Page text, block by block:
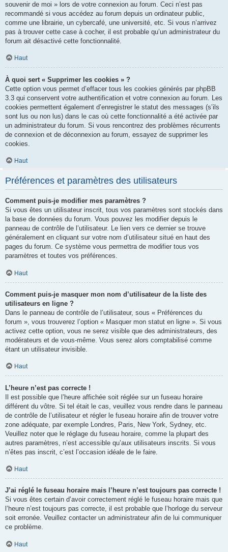
souvenir de moi » lors de votre connexion au forum. Ceci n’est pas
recommandé si vous accédez au forum depuis un ordinateur public,
comme une librairie, un cybercafé, une université, etc. Si vous n’arrivez
pas à trouver cette case à cocher, il est probable qu’un administrateur du
forum ait désactivé cette fonctionnalité.
Haut
À quoi sert « Supprimer les cookies » ?
Cette option vous permet d’effacer tous les cookies générés par phpBB
3.3 qui conservent votre authentification et votre connexion au forum. Les
cookies permettent également d’enregistrer le statut des messages (s’ils
sont lus ou non lus) dans le cas où cette fonctionnalité a été activée par
un administrateur du forum. Si vous rencontrez des problèmes récurrents
de connexion et de déconnexion au forum, essayez de supprimer les
cookies.
Haut
Préférences et paramètres des utilisateurs
Comment puis-je modifier mes paramètres ?
Si vous êtes un utilisateur inscrit, tous vos paramètres sont stockés dans
la base de données du forum. Vous pouvez les modifier depuis le
panneau de contrôle de l’utilisateur. Le lien vers ce dernier se trouve
généralement en cliquant sur votre nom d’utilisateur situé en haut des
pages du forum. Ce système vous permettra de modifier tous vos
paramètres et toutes vos préférences.
Haut
Comment puis-je masquer mon nom d’utilisateur de la liste des
utilisateurs en ligne ?
Dans le panneau de contrôle de l’utilisateur, sous « Préférences du
forum », vous trouverez l’option « Masquer mon statut en ligne ». Si vous
activez cette option, vous ne serez visible que des administrateurs, des
modérateurs et de vous-même. Vous serez alors comptabilisé comme
étant un utilisateur invisible.
Haut
L’heure n’est pas correcte !
Il est possible que l’heure affichée soit réglée sur un fuseau horaire
différent du vôtre. Si tel était le cas, veuillez vous rendre dans le panneau
de contrôle de l’utilisateur et régler le fuseau horaire afin de trouver votre
zone adéquate, par exemple Londres, Paris, New York, Sydney, etc.
Veuillez noter que le réglage du fuseau horaire, comme la plupart des
autres paramètres, n’est accessible qu’aux utilisateurs inscrits. Si vous
n’êtes pas inscrit, c’est l’occasion idéale de le faire.
Haut
J’ai réglé le fuseau horaire mais l’heure n’est toujours pas correcte !
Si vous êtes certain d’avoir correctement réglé le fuseau horaire mais que
l’heure n’est toujours pas correcte, il est probable que l’horloge du serveur
soit erronée. Veuillez contacter un administrateur afin de lui communiquer
ce problème.
Haut